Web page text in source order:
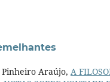
Pinheiro Araújo, A